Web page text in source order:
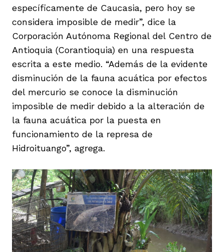
específicamente de Caucasia, pero hoy se
considera imposible de medir”, dice la
Corporación Autónoma Regional del Centro de
Antioquia (Corantioquia) en una respuesta
escrita a este medio. “Además de la evidente
disminución de la fauna acuática por efectos
del mercurio se conoce la disminución
imposible de medir debido a la alteración de
la fauna acuática por la puesta en
funcionamiento de la represa de
Hidroituango”, agrega.